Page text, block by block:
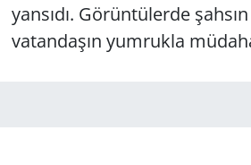
yansıdı. Görüntülerde
vatandaşın yumrukla